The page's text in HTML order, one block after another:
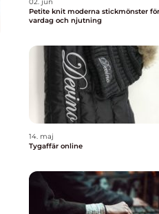
Petite knit moderna stickmönster för
vardag och njutning
14. maj
Tygaffär online